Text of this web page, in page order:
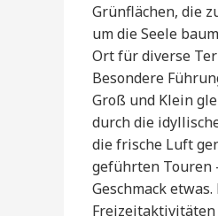
Grünflächen, die
um die Seele
Ort für diverse
Besondere
Groß und Klein
durch die
die frische Luft
geführten Touren
Geschmack
Freizeitaktivitäten